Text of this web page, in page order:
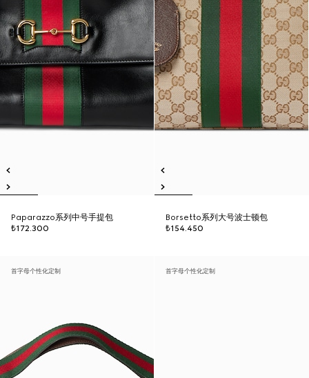
Paparazzo系列中号手提包
₺172.300
Borsetto系列大号波士顿包
₺154.450
首字母个性化定制 首字母个性化定制